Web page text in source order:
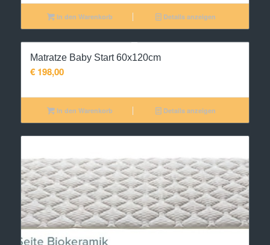
In den Warenkorb Details anzeigen
Matratze Baby Start 60x120cm
€198,00
In den Warenkorb Details anzeigen